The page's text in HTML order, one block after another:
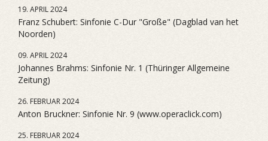
19. APRIL 2024
Franz Schubert: Sinfonie C-Dur "Große" (Dagblad van het
Noorden)
09. APRIL 2024
Johannes Brahms: Sinfonie Nr. 1 (Thüringer Allgemeine
Zeitung)
26. FEBRUAR 2024
Anton Bruckner: Sinfonie Nr. 9 (www.operaclick.com)
25. FEBRUAR 2024